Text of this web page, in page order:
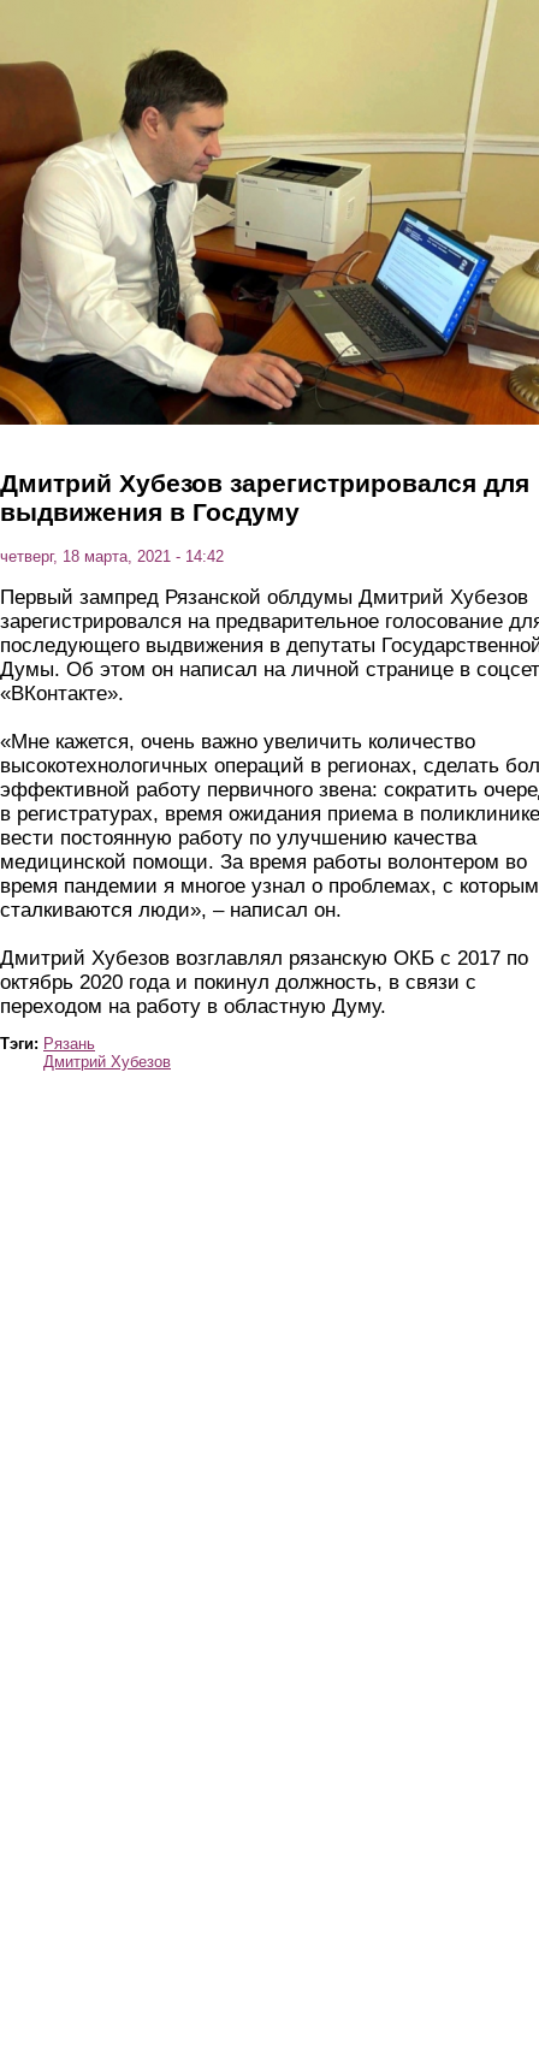
Дмитрий Хубезов зарегистрировался для
выдвижения в Госдуму
четверг, 18 марта, 2021 - 14:42
Первый зампред Рязанской облдумы Дмитрий Хубезов
зарегистрировался на предварительное голосование
последующего выдвижения в депутаты
Думы. Об этом он написал на личной странице в
«ВКонтакте».
«Мне кажется, очень важно увеличить количество
высокотехнологичных операций в регионах, сделать
эффективной работу первичного звена: сократить
в регистратурах, время ожидания приема в
вести постоянную работу по улучшению качества
медицинской помощи. За время работы волонтером во
время пандемии я многое узнал о проблемах, с
сталкиваются люди», – написал он.
Дмитрий Хубезов возглавлял рязанскую ОКБ с 2017 по
октябрь 2020 года и покинул должность, в связи с
переходом на работу в областную Думу.
Тэги: Рязань
Дмитрий Хубезов